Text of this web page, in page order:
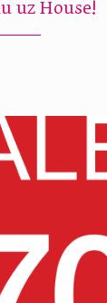
uz House!